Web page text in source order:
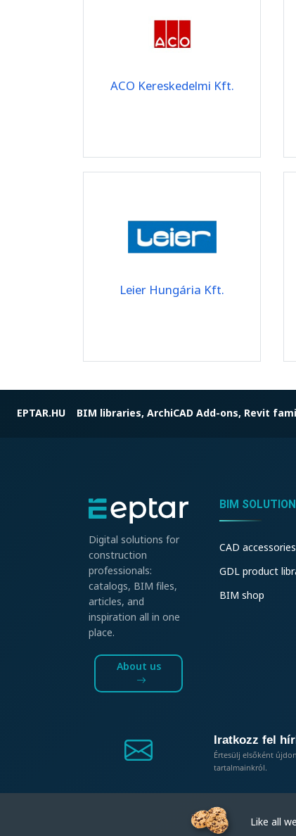
ACO Kereskedelmi Kft.
Leier Hungária Kft.
EPTAR.HU BIM libraries, ArchiCAD Add-ons, Revit
Digital solutions for
construction
professionals:
catalogs, BIM files,
articles, and
inspiration all in one
place.
About us
BIM
CAD accessories
GDL product
BIM shop
Iratkozz fel
Értesülj elsőként
tartalmainkról.
Like all